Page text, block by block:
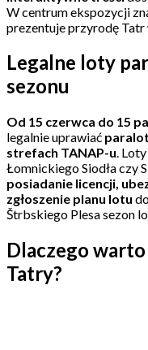
W centrum ekspozycji
prezentuje przyrodę Tatr
Legalne loty
sezonu
Od 15 czerwca do 15
legalnie uprawiać
strefach TANAP-u.
Łomnickiego Siodła czy
posiadanie licencji,
zgłoszenie planu lotu
Štrbskiego Plesa sezon
Dlaczego
Tatry?